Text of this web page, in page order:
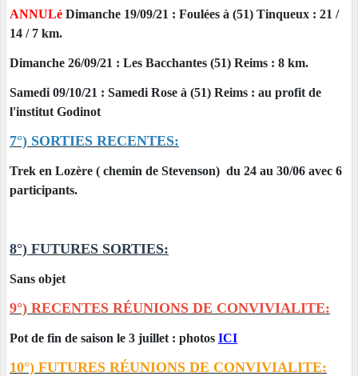
ANNULé Dimanche 19/09/21 : Foulées à (51) Tinqueux : 21 /
14 / 7 km.
Dimanche 26/09/21 : Les Bacchantes (51) Reims : 8 km.
Samedi 09/10/21 : Samedi Rose à (51) Reims : au profit de
l'institut Godinot
7°) SORTIES RECENTES:
Trek en Lozère ( chemin de Stevenson) du 24 au 30/06 avec 6
participants.
8°) FUTURES SORTIES:
Sans objet
9°) RECENTES RÉUNIONS DE CONVIVIALITE:
Pot de fin de saison le 3 juillet : photos ICI
10°) FUTURES RÉUNIONS DE CONVIVIALITE: